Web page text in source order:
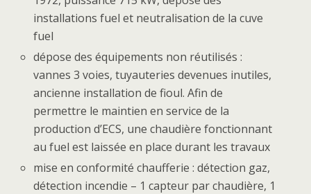
installations fuel et neutralisation de la cuve
fuel
dépose des équipements non réutilisés :
vannes 3 voies, tuyauteries devenues inutiles,
ancienne installation de fioul. Afin de
permettre le maintien en service de la
production d’ECS, une chaudière fonctionnant
au fuel est laissée en place durant les travaux
mise en conformité chaufferie : détection gaz,
détection incendie – 1 capteur par chaudière, 1